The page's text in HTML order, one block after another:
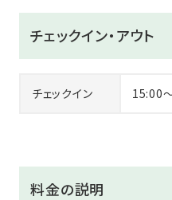
チェックイン・アウト
チェックイン 15:00
料金の説明